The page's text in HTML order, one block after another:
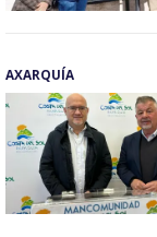
AXARQUÍA